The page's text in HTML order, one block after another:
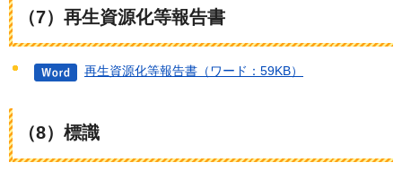
（7）再生資源化等報告書
再生資源化等報告書（ワード：59KB）
（8）標識